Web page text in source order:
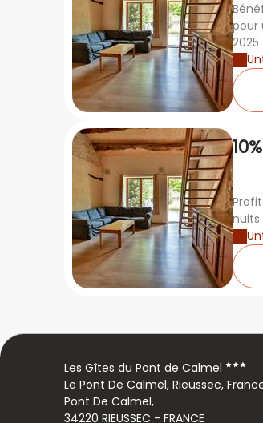
pour
2025
nuits
Les Gîtes du Pont de Calmel
Le Pont De Calmel, Rieussec,
Pont De Calmel,
34220 RIEUSSEC - FRANCE